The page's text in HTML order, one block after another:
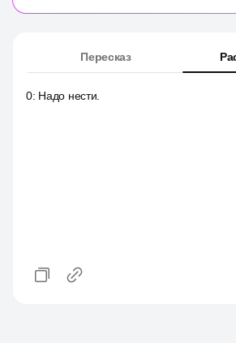
Пересказ
0: Надо нести.